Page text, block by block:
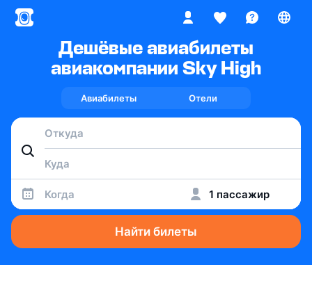
Дешёвые авиабилеты
авиакомпании Sky High
Авиабилеты Отели
Когда 1 пассажир
Найти билеты